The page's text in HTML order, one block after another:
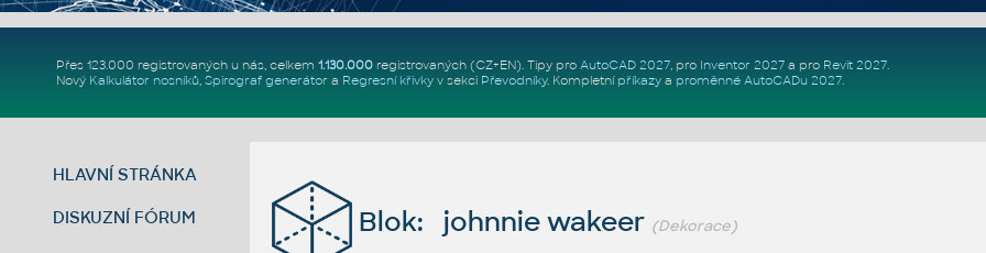
Přes 123.000 registrovaných u nás, celkem 1.130.000registrovaných (CZ+EN). Tipy pro AutoCAD 2027, pro Inventor 2027a pro Revit 2027.
Nový Kalkulátor nosníků, Spirograf generátor a Regresní křivkyv sekci Převodníky. Kompletní příkazya proměnné AutoCADu 2027.
HLAVNÍ STRÁNKA
DISKUZNÍ FÓRUM Blok: johnnie wakeer (Dekorace)